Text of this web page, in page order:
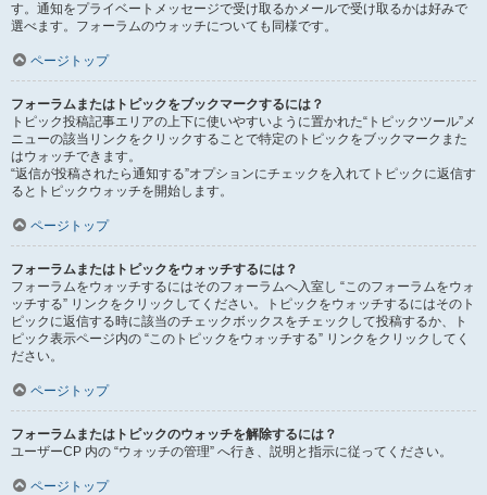
す。通知をプライベートメッセージで受け取るかメールで受け取るかは好みで
選べます。フォーラムのウォッチについても同様です。
ページトップ
フォーラムまたはトピックをブックマークするには？
トピック投稿記事エリアの上下に使いやすいように置かれた“トピックツール”メ
ニューの該当リンクをクリックすることで特定のトピックをブックマークまた
はウォッチできます。
“返信が投稿されたら通知する”オプションにチェックを入れてトピックに返信す
るとトピックウォッチを開始します。
ページトップ
フォーラムまたはトピックをウォッチするには？
フォーラムをウォッチするにはそのフォーラムへ入室し “このフォーラムをウォ
ッチする” リンクをクリックしてください。トピックをウォッチするにはそのト
ピックに返信する時に該当のチェックボックスをチェックして投稿するか、ト
ピック表示ページ内の “このトピックをウォッチする” リンクをクリックしてく
ださい。
ページトップ
フォーラムまたはトピックのウォッチを解除するには？
ユーザーCP 内の “ウォッチの管理” へ行き、説明と指示に従ってください。
ページトップ